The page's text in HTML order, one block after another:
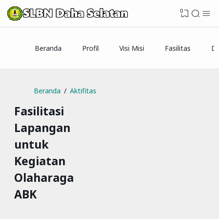
0
Beranda Profil Visi Misi Fasilitas
Beranda Aktifitas
Fasilitasi
Lapangan
untuk
Kegiatan
Olaharaga
ABK